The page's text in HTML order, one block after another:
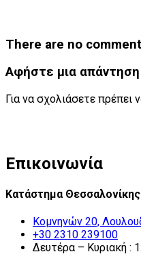
There are no
Αφήστε μια απάντηση
Για να σχολιάσετε πρέπει
Επικοινωνία
Κατάστημα Θεσσαλονίκης
Κομνηνών 20,
+30 2310 239100
Δευτέρα – Κυριακή :